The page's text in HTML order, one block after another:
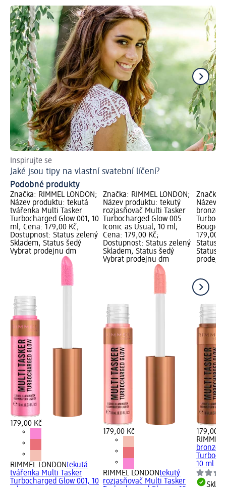
Inspirujte se
Jaké jsou tipy na vlastní svatební líčení?
Podobné produkty
Značka: RIMMEL LONDON;
Název produktu: tekutá
tvářenka Multi Tasker
Turbocharged Glow 001, 10
ml; Cena: 179,00 Kč;
Dostupnost: Status zelený
Skladem, Status šedý
Vybrat prodejnu dm
179,00 Kč
RIMMEL LONDONtekutá
tvářenka Multi Tasker
Turbocharged Glow 001, 10
Značka: RIMMEL LONDON;
Název produktu: tekutý
rozjasňovač Multi Tasker
Turbocharged Glow 005
Iconic as Usual, 10 ml;
Cena: 179,00 Kč;
Dostupnost: Status zelený
Skladem, Status šedý
Vybrat prodejnu dm
179,00 Kč
RIMMEL LONDONtekutý
rozjasňovač Multi Tasker
Značka:
Název
bronzer
Bougie
179,00
Status
Status
179,00
RIMMEL
bronzer
10 ml